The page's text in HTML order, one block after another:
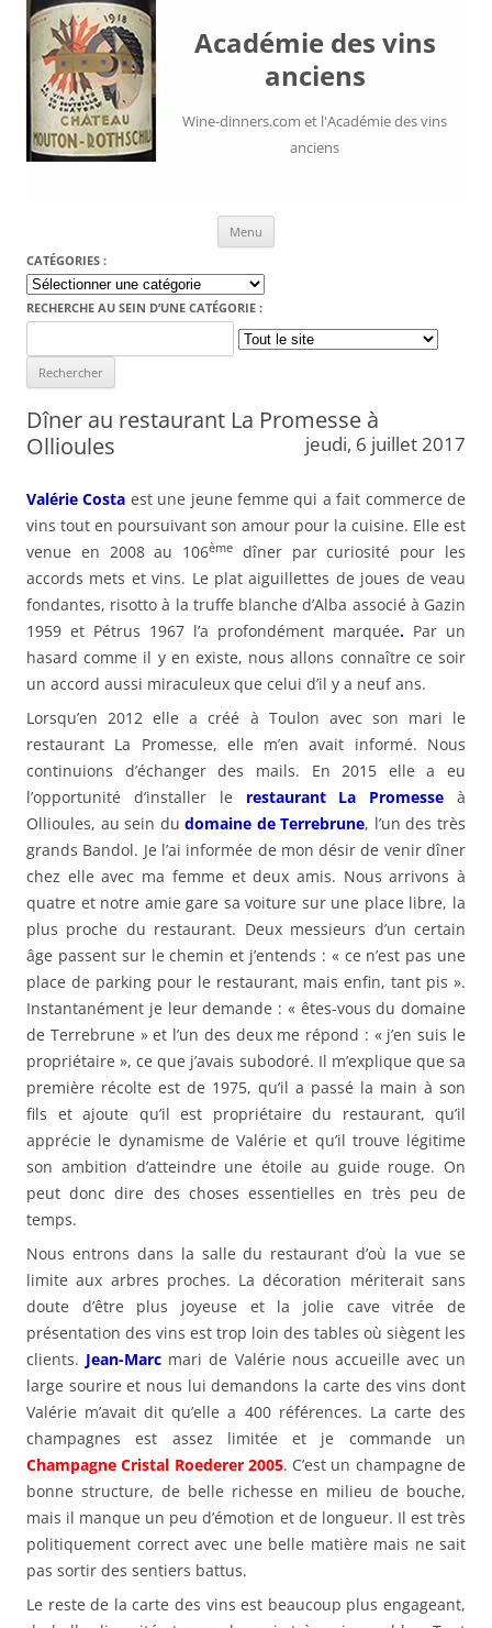
Académie des vins
anciens
Wine-dinners.com et l'Académie des vins
anciens
Menu
CATÉGORIES :
Catégories
:
RECHERCHE AU SEIN D’UNE CATÉGORIE :
for:
Dîner au restaurant La Promesse à
Ollioules
jeudi, 6 juillet 2017
Valérie Costa est une jeune femme qui a fait commerce de
vins tout en poursuivant son amour pour la cuisine. Elle est
venue en 2008 au 106ème
dîner par curiosité pour les
accords mets et vins. Le plat aiguillettes de joues de veau
fondantes, risotto à la truffe blanche d’Alba associé à Gazin
1959 et Pétrus 1967 l’a profondément marquée. Par un
hasard comme il y en existe, nous allons connaître ce soir
un accord aussi miraculeux que celui d’il y a neuf ans.
Lorsqu’en 2012 elle a créé à Toulon avec son mari le
restaurant La Promesse, elle m’en avait informé. Nous
continuions d’échanger des mails. En 2015 elle a eu
l’opportunité d’installer le restaurant La Promesse à
Ollioules, au sein dudomaine de Terrebrune, l’un des très
grands Bandol. Je l’ai informée de mon désir de venir dîner
chez elle avec ma femme et deux amis. Nous arrivons à
quatre et notre amie gare sa voiture sur une place libre, la
plus proche du restaurant. Deux messieurs d’un certain
âge passent sur le chemin et j’entends : « ce n’est pas une
place de parking pour le restaurant, mais enfin, tant pis ».
Instantanément je leur demande : « êtes-vous du domaine
de Terrebrune » et l’un des deux me répond : « j’en suis le
propriétaire », ce que j’avais subodoré. Il m’explique que sa
première récolte est de 1975, qu’il a passé la main à son
fils et ajoute qu’il est propriétaire du restaurant, qu’il
apprécie le dynamisme de Valérie et qu’il trouve légitime
son ambition d’atteindre une étoile au guide rouge. On
peut donc dire des choses essentielles en très peu de
temps.
Nous entrons dans la salle du restaurant d’où la vue se
limite aux arbres proches. La décoration mériterait sans
doute d’être plus joyeuse et la jolie cave vitrée de
présentation des vins est trop loin des tables où siègent les
clients. Jean-Marc mari de Valérie nous accueille avec un
large sourire et nous lui demandons la carte des vins dont
Valérie m’avait dit qu’elle a 400 références. La carte des
champagnes est assez limitée et je commande un
Champagne Cristal Roederer 2005. C’est un champagne de
bonne structure, de belle richesse en milieu de bouche,
mais il manque un peu d’émotion et de longueur. Il est très
politiquement correct avec une belle matière mais ne sait
pas sortir des sentiers battus.
Le reste de la carte des vins est beaucoup plus engageant,